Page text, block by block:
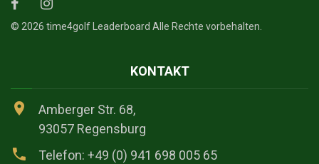
© 2026 time4golf Leaderboard Alle Rechte vorbehalten.
KONTAKT
Amberger Str. 68,
93057 Regensburg
Telefon: +49 (0) 941 698 005 65